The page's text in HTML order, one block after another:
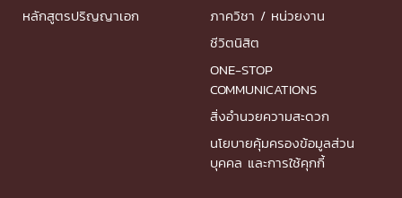
หลักสูตรปริญญาเอก
ภาควิชา / หน่วยงาน
ชีวิตนิสิต
ONE-STOP
COMMUNICATIONS
สิ่งอำนวยความสะดวก
นโยบายคุ้มครองข้อมูลส่วน
บุคคล และการใช้คุกกี้